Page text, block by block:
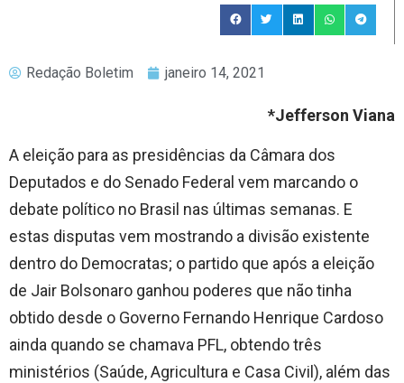
Redação Boletim janeiro 14, 2021
*Jefferson Viana
A eleição para as presidências da Câmara dos
Deputados e do Senado Federal vem marcando o
debate político no Brasil nas últimas semanas. E
estas disputas vem mostrando a divisão existente
dentro do Democratas; o partido que após a eleição
de Jair Bolsonaro ganhou poderes que não tinha
obtido desde o Governo Fernando Henrique Cardoso
ainda quando se chamava PFL, obtendo três
ministérios (Saúde, Agricultura e Casa Civil), além das